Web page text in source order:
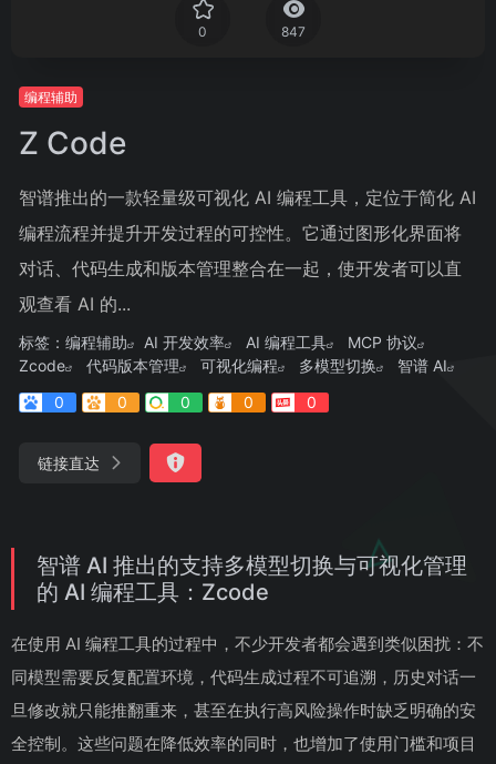
0 847
编程辅助
Z Code
智谱推出的一款轻量级可视化 AI 编程工具，定位于简化 AI
编程流程并提升开发过程的可控性。它通过图形化界面将
对话、代码生成和版本管理整合在一起，使开发者可以直
观查看 AI 的...
标签： 编程辅助 AI 开发效率 AI 编程工具
MCP 协议
Zcode
代码版本管理 可视化编程 多模型切换
智谱 AI
0
0 0 0 0
链接直达
智谱 AI 推出的支持多模型切换与可视化管理
的 AI 编程工具：Zcode
在使用 AI 编程工具的过程中，不少开发者都会遇到类似困扰：不
同模型需要反复配置环境，代码生成过程不可追溯，历史对话一
旦修改就只能推翻重来，甚至在执行高风险操作时缺乏明确的安
全控制。这些问题在降低效率的同时，也增加了使用门槛和项目